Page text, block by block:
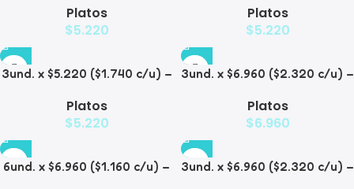
Mascotas Diseño Pastel
Platos
$5.220
Mascotas con Diseños
Estampados
Platos
$5.220
3und. x $5.220 ($1.740 c/u) –
Mascotas con Diseño
Platos
$5.220
3und. x $6.960 ($2.320 c/u) –
Mascotas con Patitas
Platos
$6.960
6und. x $6.960 ($1.160 c/u) –
3und. x $6.960 ($2.320 c/u) –